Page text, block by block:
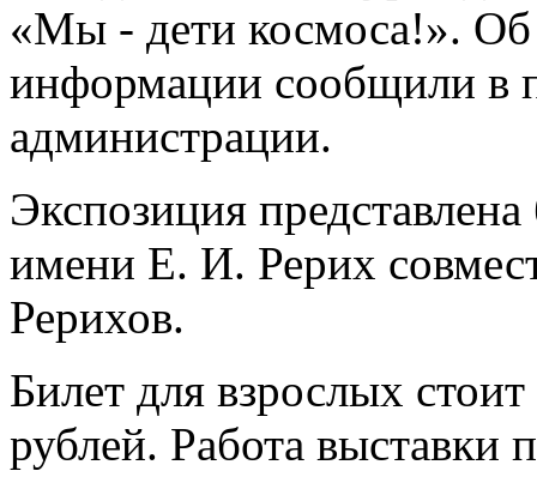
«Мы - дети космоса!». Об
информации сообщили в
администрации.
Экспозиция
имени Е. И. Рерих
Рерихов.
Билет для взрослых
рублей. Работа выставки